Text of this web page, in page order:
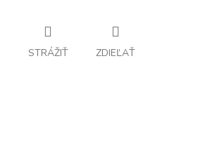
STRÁŽIŤ ZDIEĽAŤ